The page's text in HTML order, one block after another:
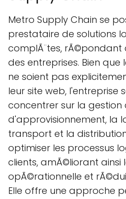
Metro Supply Chain se
prestataire de solutions
complÃ¨tes, rÃ©pondant
des entreprises. Bien que
ne soient pas
leur site web, l'entreprise
concentrer sur la gestion
d'approvisionnement, la
transport et la
optimiser les processus
clients, amÃ©liorant ainsi
opÃ©rationnelle et
Elle offre une approche